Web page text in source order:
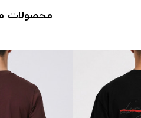
محصولات